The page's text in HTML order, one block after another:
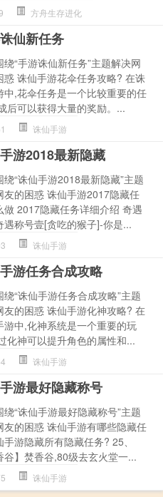
方舟生存进化
仙新任务
绕“手游诛仙新任务”主题解决网
惑 诛仙手游花伞任务攻略? 在诛
中,花伞任务是一个比较重要的任
后可以获得大量的奖励。...
诛仙手游
游2018最新隐藏
绕“诛仙手游2018最新隐藏”主题
友的困惑 诛仙手游2017隐藏任
做 2017隐藏任务详细介绍 奇遇
遇称号壹[贪吃的猴子]-你是...
诛仙手游
游任务合成攻略
绕“诛仙手游任务合成攻略”主题
友的困惑 诛仙手游化神攻略? 在
游中,化神系统是一个重要的玩
化神可以提升角色的属性和...
诛仙手游
游最好隐藏称号
绕“诛仙手游最好隐藏称号”主题
友的困惑 诛仙手游有哪些隐藏任
手游隐藏所有隐藏任务? 25、
谷】焚香谷,80级去玄火堂一...
诛仙手游